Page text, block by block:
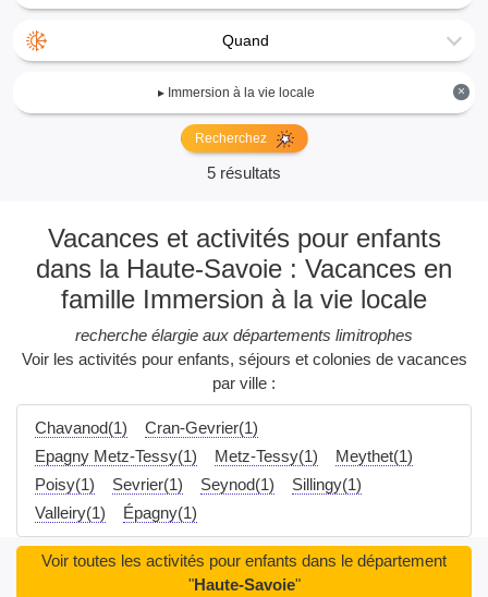
Quand
×
▸ Immersion à la vie locale
Recherchez
5 résultats
Vacances et activités pour enfants
dans la Haute-Savoie : Vacances en
famille Immersion à la vie locale
recherche élargie aux départements limitrophes
Voir les activités pour enfants, séjours et colonies de vacances
par ville :
Chavanod(1)
Cran-Gevrier(1)
Epagny Metz-Tessy(1)
Metz-Tessy(1)
Meythet(1)
Poisy(1)
Sevrier(1) Seynod(1)
Sillingy(1)
Valleiry(1)
Épagny(1)
Voir toutes les activités pour enfants dans le département
"Haute-Savoie"